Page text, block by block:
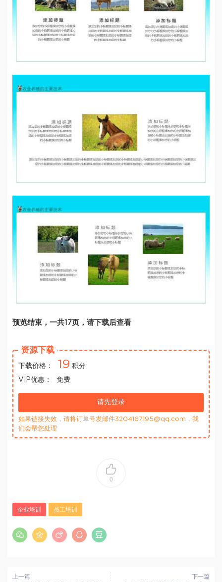
预览结束，一共17页，请下载后查看
资源下载
下载价格： 19 积分
VIP优惠：
免费
请先登录
如果链接失效，请将订单号发邮件3204167195@qq.com，我
们会帮您处理
0
企业培训 员工培训
上一篇 下一篇